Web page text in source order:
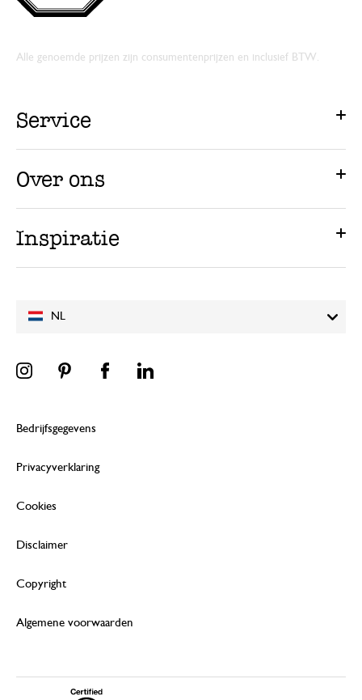
NL
Alle genoemde prijzen zijn consumentenprijzen en inclusief BTW.
Service
Over ons
Inspiratie
Bedrijfsgegevens
Privacyverklaring
Cookies
Disclaimer
Copyright
Algemene voorwaarden